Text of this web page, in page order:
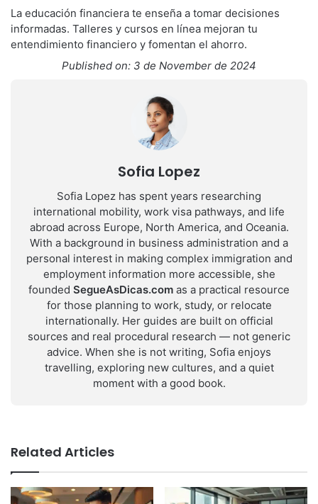
La educación financiera te enseña a tomar decisiones
informadas. Talleres y cursos en línea mejoran tu
entendimiento financiero y fomentan el ahorro.
Published on: 3 de November de 2024
Sofia Lopez
Sofia Lopez has spent years researching
international mobility, work visa pathways, and life
abroad across Europe, North America, and Oceania.
With a background in business administration and a
personal interest in making complex immigration and
employment information more accessible, she
founded SegueAsDicas.com as a practical resource
for those planning to work, study, or relocate
internationally. Her guides are built on official
sources and real procedural research — not generic
advice. When she is not writing, Sofia enjoys
travelling, exploring new cultures, and a quiet
moment with a good book.
Related Articles